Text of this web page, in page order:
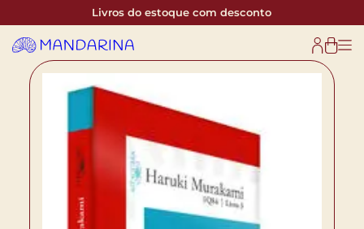
Livros do estoque com desconto